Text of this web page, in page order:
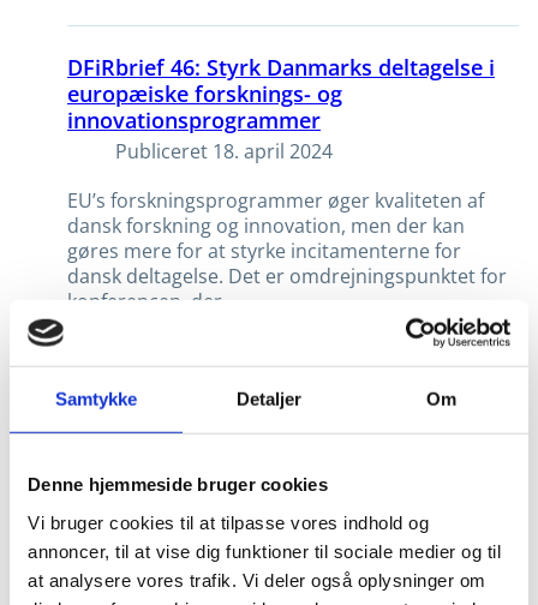
Samtykke Detaljer Om
Denne hjemmeside bruger cookies
Vi bruger cookies til at tilpasse vores indhold og
annoncer, til at vise dig funktioner til sociale medier og til
at analysere vores trafik. Vi deler også oplysninger om
DFiRbrief 46: Styrk Danmarks deltagelse i
europæiske forsknings- og
innovationsprogrammer
Publiceret 18. april 2024
EU’s forskningsprogrammer øger kvaliteten af
dansk forskning og innovation, men der kan
gøres mere for at styrke incitamenterne for
dansk deltagelse. Det er omdrejningspunktet for
konferencen, der...
DFiRbrief 45: Potentiale for øget
anvendelse af kunstig intelligens i dansk
forskning og innovation
Kunstig intelligens (AI) kan revolutionere
forskning og innovation (FoI) og ændre
rammerne for dansk FoI radikalt. Danmarks
Forsknings- og Innovationspolitiske Råd (DFiR)